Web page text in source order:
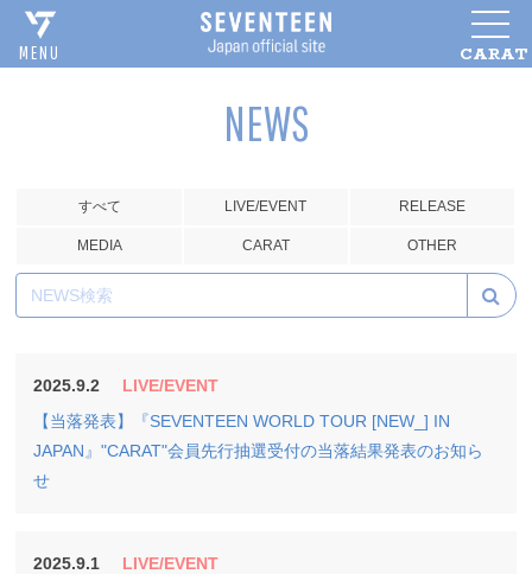
MENU CARAT
NEWS
すべて LIVE/EVENT RELEASE
MEDIA CARAT OTHER
2025.9.2
LIVE/EVENT
【当落発表】『SEVENTEEN WORLD TOUR [NEW_] IN
JAPAN』"CARAT"会員先行抽選受付の当落結果発表のお知ら
せ
2025.9.1
LIVE/EVENT